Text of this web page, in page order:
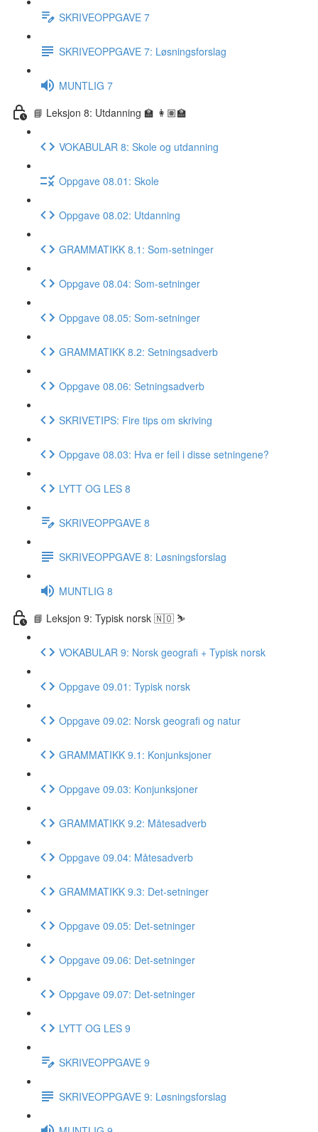
SKRIVEOPPGAVE 7
SKRIVEOPPGAVE 7: Løsningsforslag
MUNTLIG 7
📘 Leksjon 8: Utdanning 🏫 👩🏽‍🏫
VOKABULAR 8: Skole og utdanning
Oppgave 08.01: Skole
Oppgave 08.02: Utdanning
GRAMMATIKK 8.1: Som-setninger
Oppgave 08.04: Som-setninger
Oppgave 08.05: Som-setninger
GRAMMATIKK 8.2: Setningsadverb
Oppgave 08.06: Setningsadverb
SKRIVETIPS: Fire tips om skriving
Oppgave 08.03: Hva er feil i disse setningene?
LYTT OG LES 8
SKRIVEOPPGAVE 8
SKRIVEOPPGAVE 8: Løsningsforslag
MUNTLIG 8
📘 Leksjon 9: Typisk norsk 🇳🇴 ⛷
VOKABULAR 9: Norsk geografi + Typisk norsk
Oppgave 09.01: Typisk norsk
Oppgave 09.02: Norsk geografi og natur
GRAMMATIKK 9.1: Konjunksjoner
Oppgave 09.03: Konjunksjoner
GRAMMATIKK 9.2: Måtesadverb
Oppgave 09.04: Måtesadverb
GRAMMATIKK 9.3: Det-setninger
Oppgave 09.05: Det-setninger
Oppgave 09.06: Det-setninger
Oppgave 09.07: Det-setninger
LYTT OG LES 9
SKRIVEOPPGAVE 9
SKRIVEOPPGAVE 9: Løsningsforslag